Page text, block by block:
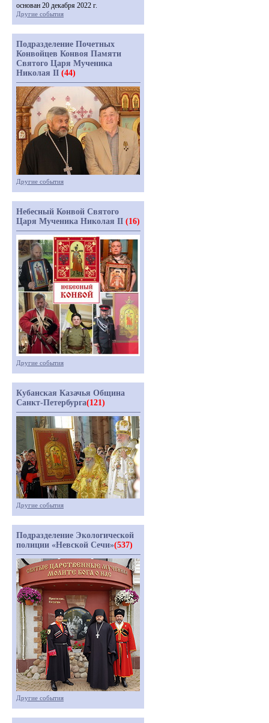
основан 20 декабря 2022 г.
Другие события
Подразделение Почетных
Конвойцев Конвоя Памяти
Святого Царя Мученика
Николая II (44)
Другие события
Небесный Конвой Святого
Царя Мученика Николая II (16)
Другие события
Кубанская Казачья Община
Санкт-Петербурга(121)
Другие события
Подразделение Экологической
полиции «Невской Сечи»(537)
Другие события